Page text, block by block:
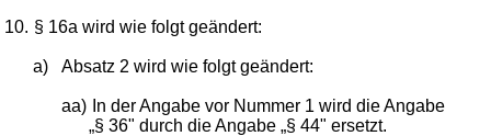
10. § 16a wird wie folgt geändert:
a) Absatz 2 wird wie folgt geändert:
aa)
In der Angabe vor Nummer 1 wird die Angabe
„§ 36" durch die Angabe „§ 44" ersetzt.